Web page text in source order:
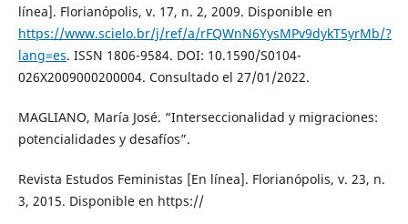
línea]. Florianópolis, v. 17, n. 2, 2009. Disponible en
https://www.scielo.br/j/ref/a/rFQWnN6YysMPv9dykT5yrMb/?
lang=es. ISSN 1806-9584. DOI: 10.1590/S0104-
026X2009000200004. Consultado el 27/01/2022.
MAGLIANO, María José. “Interseccionalidad y migraciones:
potencialidades y desafíos”.
Revista Estudos Feministas [En línea]. Florianópolis, v. 23, n.
3, 2015. Disponible en https://